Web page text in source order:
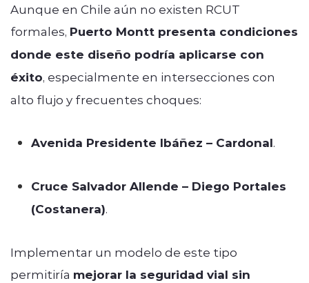
Aunque en Chile aún no existen RCUT
formales, Puerto Montt presenta condiciones
donde este diseño podría aplicarse con
éxito, especialmente en intersecciones con
alto flujo y frecuentes choques:
Avenida Presidente Ibáñez – Cardonal.
Cruce Salvador Allende – Diego Portales
(Costanera).
Implementar un modelo de este tipo
permitiría mejorar la seguridad vial sin